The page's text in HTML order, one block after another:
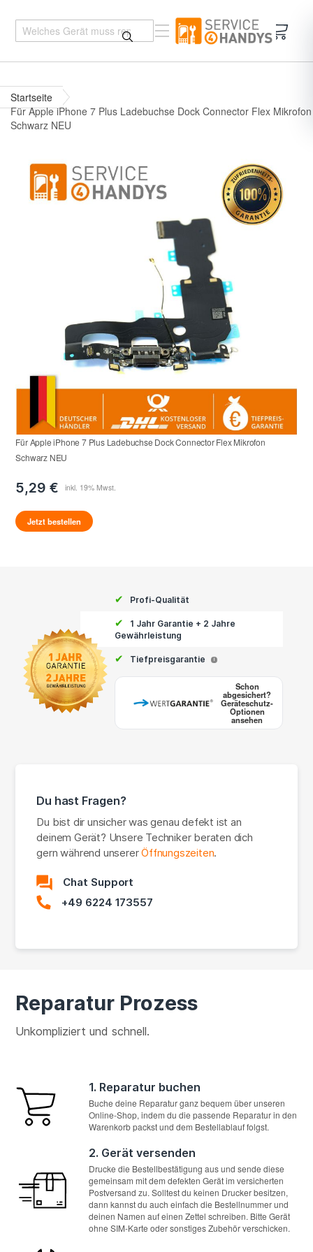
Startseite
Für Apple iPhone 7 Plus Ladebuchse Dock Connector Flex Mikrofon
Schwarz NEU
Für Apple iPhone 7 Plus Ladebuchse Dock Connector Flex Mikrofon
Schwarz NEU
5,29 €
Jetzt bestellen
✔ Profi-Qualität
✔
1 Jahr Garantie + 2 Jahre
Gewährleistung
✔ Tiefpreisgarantie i
Schon
abgesichert?
Geräteschutz-
Optionen
ansehen
Du hast Fragen?
Du bist dir unsicher was genau defekt ist an
deinem Gerät? Unsere Techniker beraten dich
gern während unsererÖffnungszeiten.
Chat Support
+49 6224 173557
Reparatur Prozess
Unkompliziert und schnell.
1. Reparatur buchen
Buche deine Reparatur ganz bequem über unseren
Online-Shop, indem du die passende Reparatur in den
Warenkorb packst und dem Bestellablauf folgst.
2. Gerät versenden
Drucke die Bestellbestätigung aus und sende diese
gemeinsam mit dem defekten Gerät im versicherten
Postversand zu. Solltest du keinen Drucker besitzen,
dann kannst du auch einfach die Bestellnummer und
deinen Namen auf einen Zettel schreiben. Bitte Gerät
ohne SIM-Karte oder sonstiges Zubehör verschicken.